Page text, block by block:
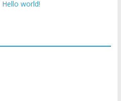
Hello world!